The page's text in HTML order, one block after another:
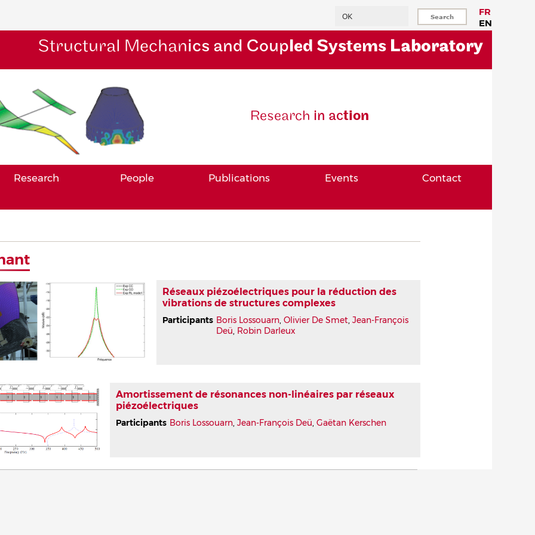
FR
EN
Structural Mechanics and Coupled Systems Laboratory
Research in action
Research People Publications Events Contact
Réseaux piézoélectriques pour la réduction des
vibrations de structures complexes
Participants Boris Lossouarn, Olivier De Smet, Jean-François
Deü, Robin Darleux
Amortissement de résonances non-linéaires par réseaux
piézoélectriques
Participants Boris Lossouarn, Jean-François Deü, Gaëtan Kerschen